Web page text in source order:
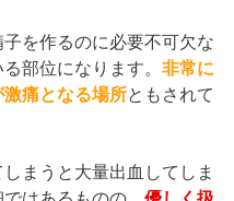
を作るのに必要不可欠な
部位になります。 非常に
痛となる場所ともされて
まうと大量出血してしま